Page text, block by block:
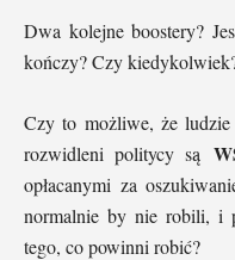
Dwa kolejne boostery?
kończy? Czy
Czy to możliwe, że
rozwidleni politycy są
opłacanymi za
normalnie by nie robili, i
tego, co powinni robić?